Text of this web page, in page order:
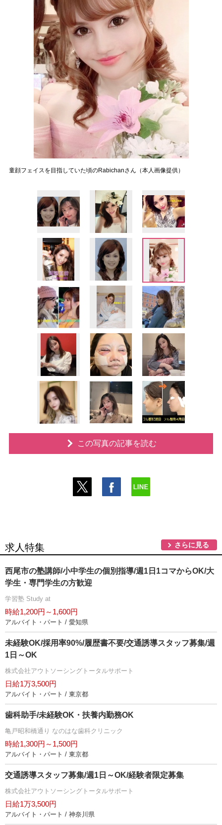
童顔フェイスを目指していた頃のRabichanさん（本人画像提供）
この写真の記事を読む
求人特集 さらに見る
西尾市の塾講師/小中学生の個別指導/週1日1コマからOK/大
学生・専門学生の方歓迎
学習塾 Study at
時給1,200円～1,600円
アルバイト・パート / 愛知県
未経験OK/採用率90%/履歴書不要/交通誘導スタッフ募集/週
1日～OK
株式会社アウトソーシングトータルサポート
日給1万3,500円
アルバイト・パート / 東京都
歯科助手/未経験OK・扶養内勤務OK
亀戸昭和橋通り なのはな歯科クリニック
時給1,300円～1,500円
アルバイト・パート / 東京都
交通誘導スタッフ募集/週1日～OK/経験者限定募集
株式会社アウトソーシングトータルサポート
日給1万3,500円
アルバイト・パート / 神奈川県